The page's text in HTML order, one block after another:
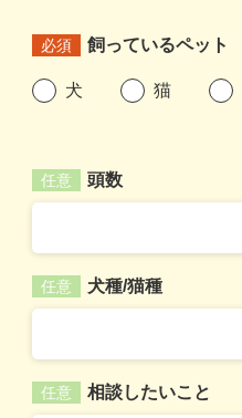
必須 飼っているペット
犬 猫
任意 頭数
任意 犬種/猫種
任意 相談したいこと